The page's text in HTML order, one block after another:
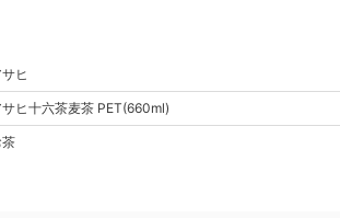
ヒ
ヒ十六茶麦茶 PET(660ml)
茶